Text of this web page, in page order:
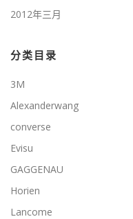
2012年三月
分类目录
3M
Alexanderwang
converse
Evisu
GAGGENAU
Horien
Lancome